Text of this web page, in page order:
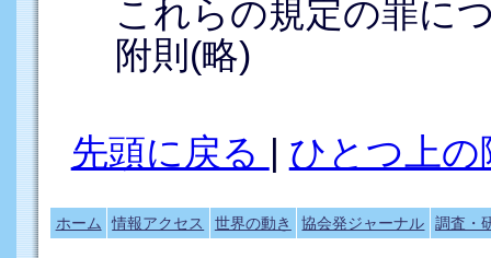
これらの規定の罪に
附則(略)
先頭に戻る ひとつ上の
ホーム 情報アクセス 世界の動き 協会発ジャーナル 調査・